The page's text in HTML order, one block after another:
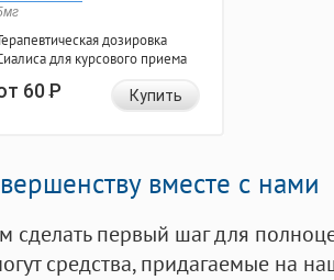
дозировка
для курсового приема
60Р Купить
вместе с нами
сделать первый шаг для
средства, придагаемые на